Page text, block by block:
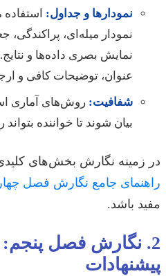
نمودارها و جداول: استفاده
نمودار میله‌ای، پراکندگی،
نمایش بصری داده‌ها و
عنوان، توضیحات کافی و
شفافیت: روش‌های آماری
بیان شوند تا خواننده بتواند
در زمینه نگارش بخش‌های کلیدی
راهنمای جامع نگارش فصل
مفید باشد.
2. نگارش فصل پنجم:
پیشنهادات